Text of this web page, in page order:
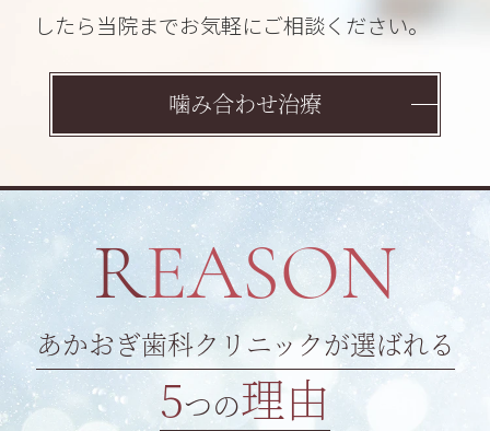
したら当院までお気軽にご相談ください。
噛み合わせ治療
REASON
あかおぎ歯科クリニックが選ばれる
5つの理由